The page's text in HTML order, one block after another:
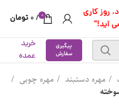
12 مرداد، روز کاری
آید!"
0
/
0 تومان
پیگیری
سفارش
خرید
عمده
مهره دستبند
مهره چوبی